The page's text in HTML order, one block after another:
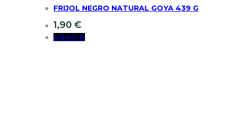
FRIJOL NEGRO NATURAL GOYA 439 G
1,90 €
AÑADIR